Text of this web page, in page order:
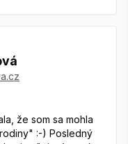
že som sa mohla
:-) Posledný